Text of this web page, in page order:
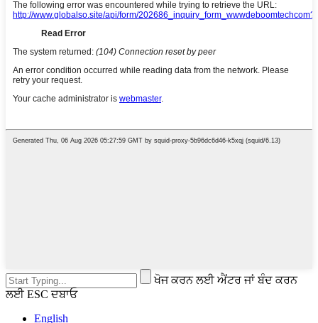
ਖੋਜ ਕਰਨ ਲਈ ਐਂਟਰ ਜਾਂ ਬੰਦ ਕਰਨ
ਲਈ ESC ਦਬਾਓ
English